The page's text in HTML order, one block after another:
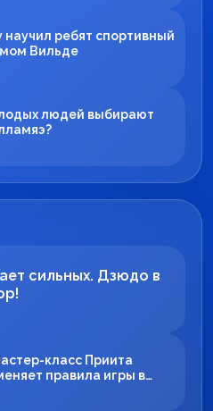
ребят спортивный
Вильде
людей выбирают
сильных. Дзюдо в
класс Приита
правила игры в